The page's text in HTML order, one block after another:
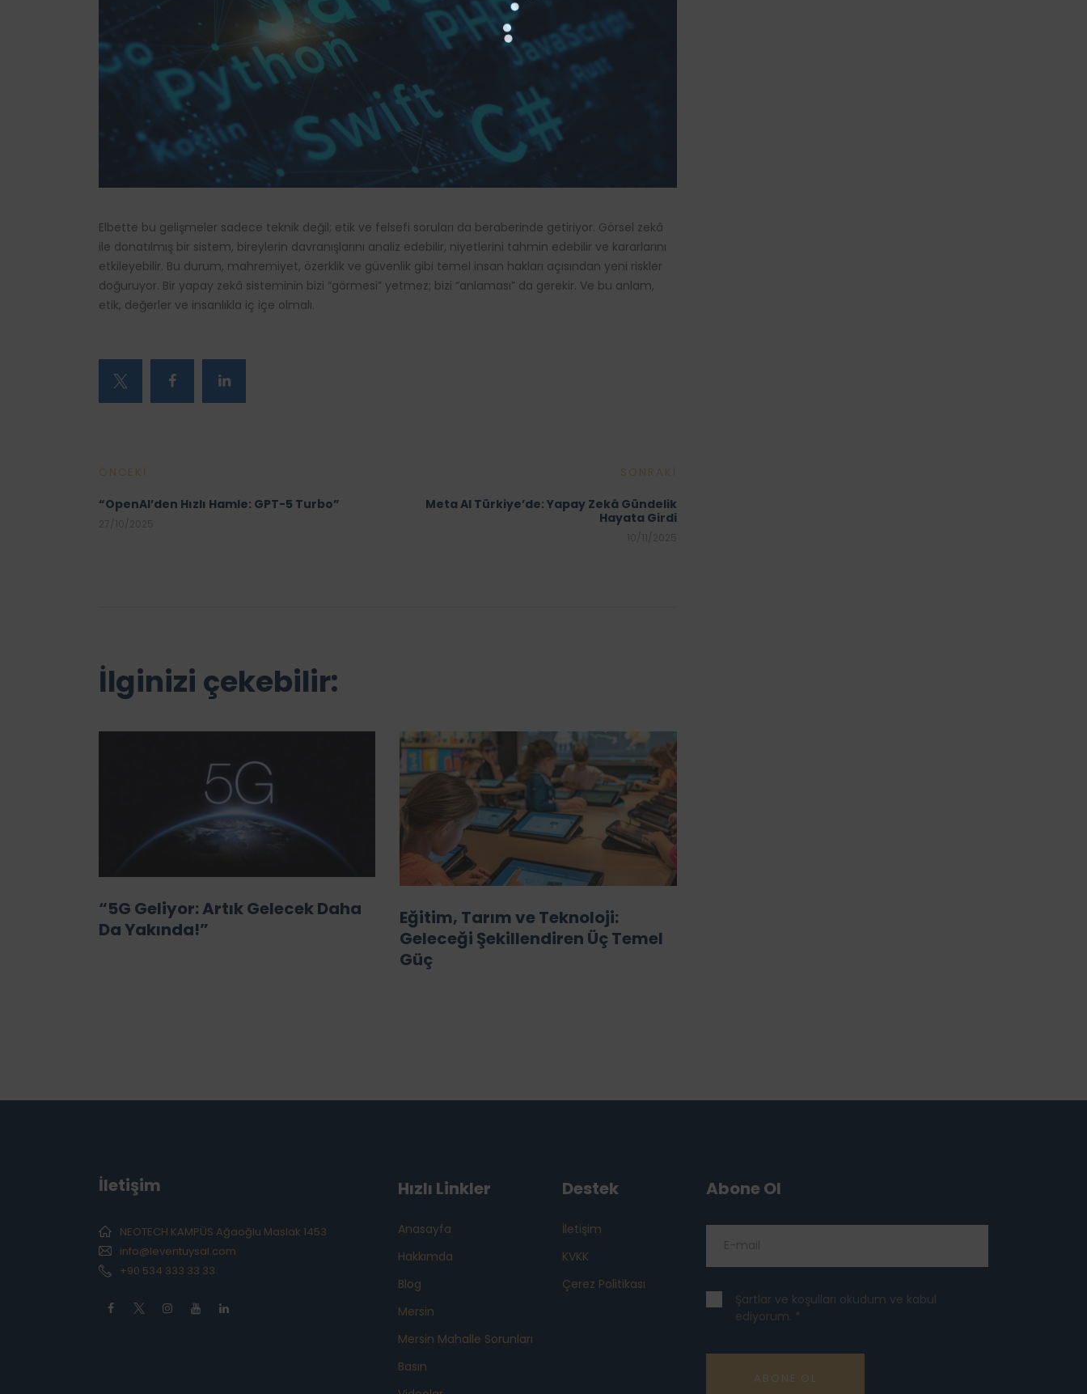
Elbette bu gelişmeler sadece teknik değil; etik ve felsefi soruları da beraberinde getiriyor. Görsel zekâ
ile donatılmış bir sistem, bireylerin davranışlarını analiz edebilir, niyetlerini tahmin edebilir ve kararlarını
etkileyebilir. Bu durum, mahremiyet, özerklik ve güvenlik gibi temel insan hakları açısından yeni riskler
doğuruyor. Bir yapay zekâ sisteminin bizi “görmesi” yetmez; bizi “anlaması” da gerekir. Ve bu anlam,
etik, değerler ve insanlıkla iç içe olmalı.
ÖNCEKI
“OpenAI’den Hızlı Hamle: GPT-5 Turbo”
SONRAKI
Meta AI Türkiye’de: Yapay Zekâ Gündelik
Hayata Girdi
İlginizi çekebilir:
“5G Geliyor: Artık Gelecek Daha
Da Yakında!”
Eğitim, Tarım ve Teknoloji:
Geleceği Şekillendiren Üç Temel
Güç
İletişim
NEOTECH KAMPÜS Ağaoğlu Maslak 1453
info@leventuysal.com
+90 534 333 33 33
Hızlı Linkler
Anasayfa
Hakkımda
Blog
Mersin
Mersin Mahalle Sorunları
Basın
Destek
İletişim
KVKK
Çerez Politikası
Abone Ol
Şartlar ve koşulları okudum ve kabul
ediyorum. *